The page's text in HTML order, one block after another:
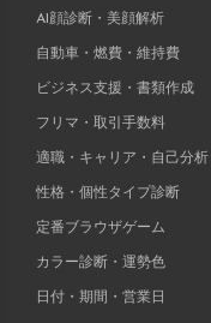
AI顔診断・美顔解析
自動車・燃費・維持費
ビジネス支援・書類作成
フリマ・取引手数料
適職・キャリア・自己分析
性格・個性タイプ診断
定番ブラウザゲーム
カラー診断・運勢色
日付・期間・営業日